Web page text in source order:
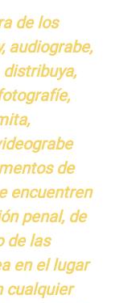
de los
audiograbe,
de
encuentren
penal, de
de las
en el lugar
cualquier